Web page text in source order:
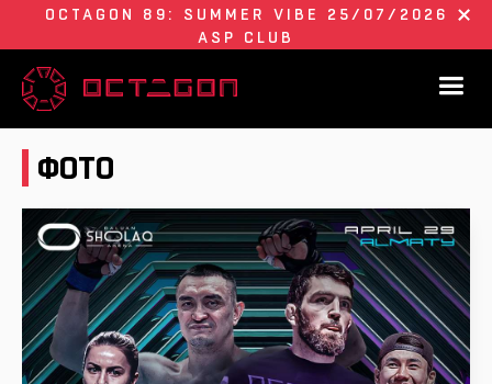
OCTAGON 89: SUMMER VIBE 25/07/2026
ASP CLUB
ФОТО